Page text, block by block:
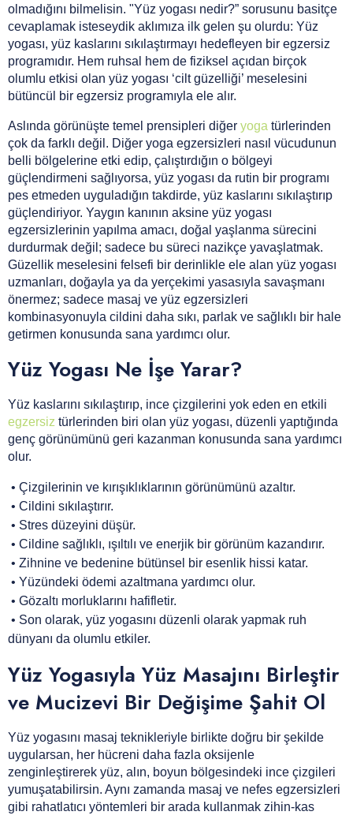
olmadığını bilmelisin. "Yüz yogası nedir?” sorusunu basitçe
cevaplamak isteseydik aklımıza ilk gelen şu olurdu: Yüz
yogası, yüz kaslarını sıkılaştırmayı hedefleyen bir egzersiz
programıdır. Hem ruhsal hem de fiziksel açıdan birçok
olumlu etkisi olan yüz yogası ‘cilt güzelliği’ meselesini
bütüncül bir egzersiz programıyla ele alır.
Aslında görünüşte temel prensipleri diğer yoga türlerinden
çok da farklı değil. Diğer yoga egzersizleri nasıl vücudunun
belli bölgelerine etki edip, çalıştırdığın o bölgeyi
güçlendirmeni sağlıyorsa, yüz yogası da rutin bir programı
pes etmeden uyguladığın takdirde, yüz kaslarını sıkılaştırıp
güçlendiriyor. Yaygın kanının aksine yüz yogası
egzersizlerinin yapılma amacı, doğal yaşlanma sürecini
durdurmak değil; sadece bu süreci nazikçe yavaşlatmak.
Güzellik meselesini felsefi bir derinlikle ele alan yüz yogası
uzmanları, doğayla ya da yerçekimi yasasıyla savaşmanı
önermez; sadece masaj ve yüz egzersizleri
kombinasyonuyla cildini daha sıkı, parlak ve sağlıklı bir hale
getirmen konusunda sana yardımcı olur.
Yüz Yogası Ne İşe Yarar?
Yüz kaslarını sıkılaştırıp, ince çizgilerini yok eden en etkili
egzersiz türlerinden biri olan yüz yogası, düzenli yaptığında
genç görünümünü geri kazanman konusunda sana yardımcı
olur.
• Çizgilerinin ve kırışıklıklarının görünümünü azaltır.
• Cildini sıkılaştırır.
• Stres düzeyini düşür.
• Cildine sağlıklı, ışıltılı ve enerjik bir görünüm kazandırır.
• Zihnine ve bedenine bütünsel bir esenlik hissi katar.
• Yüzündeki ödemi azaltmana yardımcı olur.
• Gözaltı morluklarını hafifletir.
• Son olarak, yüz yogasını düzenli olarak yapmak ruh
dünyanı da olumlu etkiler.
Yüz Yogasıyla Yüz Masajını Birleştir
ve Mucizevi Bir Değişime Şahit Ol
Yüz yogasını masaj teknikleriyle birlikte doğru bir şekilde
uygularsan, her hücreni daha fazla oksijenle
zenginleştirerek yüz, alın, boyun bölgesindeki ince çizgileri
yumuşatabilirsin. Aynı zamanda masaj ve nefes egzersizleri
gibi rahatlatıcı yöntemleri bir arada kullanmak zihin-kas